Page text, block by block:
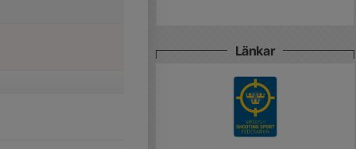
Länkar